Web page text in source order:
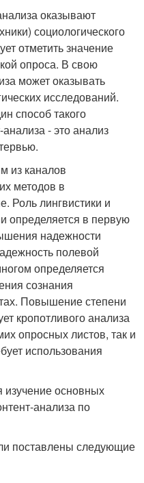
оказывают
социологического
отметить значение
опроса. В свою
может оказывать
исследований.
способ такого
- это анализ
из каналов
методов в
Роль лингвистики и
определяется в первую
надежности
полевой
определяется
сознания
Повышение степени
кропотливого анализа
опросных листов, так и
использования
изучение основных
анализа по
поставлены следующие